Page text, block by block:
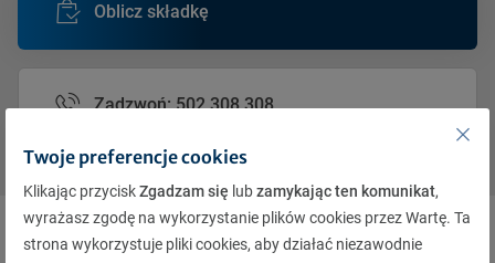
Oblicz składkę
Zadzwoń: 502 308 308
Twoje preferencje cookies
Klikając przyciskZgadzam się lubzamykając ten komunikat,
wyrażasz zgodę na wykorzystanie plików cookies przez Wartę. Ta
strona wykorzystuje pliki cookies, aby działać niezawodnie